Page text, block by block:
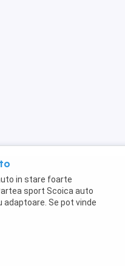
in stare foarte
sport Scoica auto
Se pot vinde